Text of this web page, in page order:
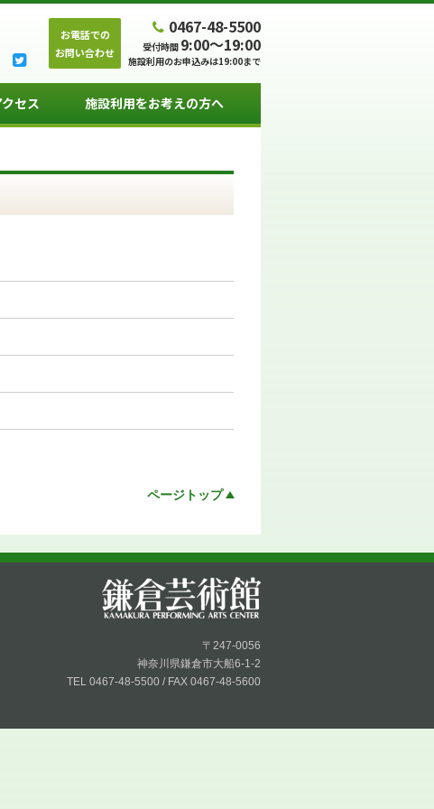
お電話での
お問い合わせ
0467-48-5500
受付時間 9:00～19:00
施設利用のお申込みは19:00まで
セス 施設利用をお考えの方へ
ページトップ
〒247-0056
神奈川県鎌倉市大船6-1-2
TEL 0467-48-5500 / FAX 0467-48-5600